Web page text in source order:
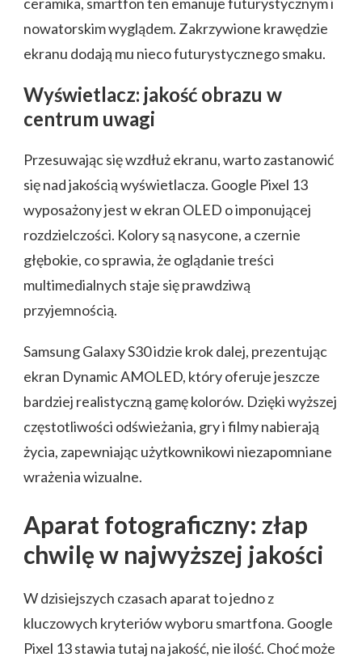
nowatorskim wyglądem. Zakrzywione krawędzie
ekranu dodają mu nieco futurystycznego smaku.
Wyświetlacz: jakość obrazu w
centrum uwagi
Przesuwając się wzdłuż ekranu, warto zastanowić
się nad jakością wyświetlacza. Google Pixel 13
wyposażony jest w ekran OLED o imponującej
rozdzielczości. Kolory są nasycone, a czernie
głębokie, co sprawia, że oglądanie treści
multimedialnych staje się prawdziwą
przyjemnością.
Samsung Galaxy S30 idzie krok dalej, prezentując
ekran Dynamic AMOLED, który oferuje jeszcze
bardziej realistyczną gamę kolorów. Dzięki wyższej
częstotliwości odświeżania, gry i filmy nabierają
życia, zapewniając użytkownikowi niezapomniane
wrażenia wizualne.
Aparat fotograficzny: złap
chwilę w najwyższej jakości
W dzisiejszych czasach aparat to jedno z
kluczowych kryteriów wyboru smartfona. Google
Pixel 13 stawia tutaj na jakość, nie ilość. Choć może